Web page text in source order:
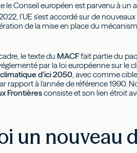
le Conseil européen est parvenu à un
l’UE s’est accordé sur de
de la mise en place du
le texte du MACFfait partie du
par la loi européenne sur le
d’ici 2050, avec comme
rapport à l'année de référence 1990.
Frontièresconsiste et son lien étroit
un nouveau